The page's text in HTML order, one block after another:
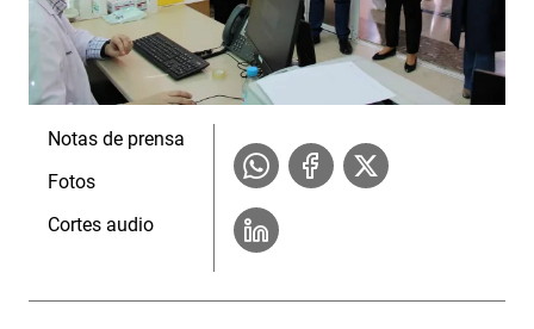
Notas de prensa
Fotos
Cortes audio